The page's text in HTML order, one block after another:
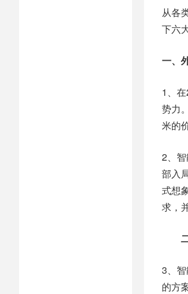
从各
下六
一、
1、
势力
米的
2、
部入
式想
求，
二
3、
的方